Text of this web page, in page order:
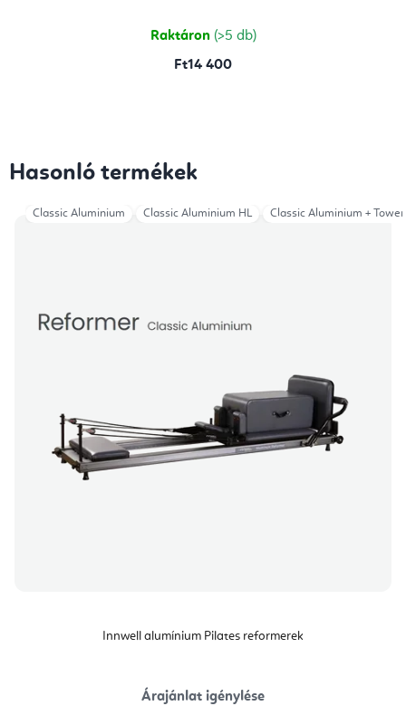
Raktáron (>5 db)
Ft14 400
Hasonló termékek
Innwell alumínium Pilates reformerek
Árajánlat igénylése
Classic Aluminium Classic Aluminium HL Classic Aluminium + Tower